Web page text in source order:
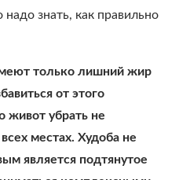
знать, как правильно
только лишний жир
от этого
живот убрать не
местах. Худоба не
является подтянутое